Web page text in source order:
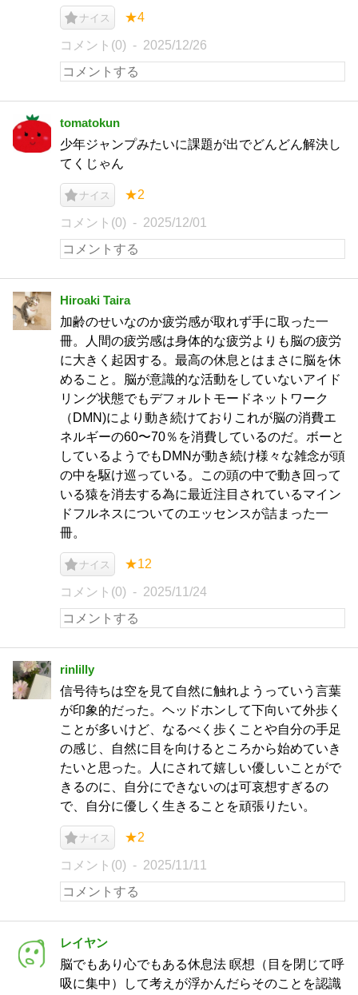
ナイス ★4
コメント(0) 2025/12/26
tomatokun
少年ジャンプみたいに課題が出でどんどん解決し
てくじゃん
ナイス ★2
コメント(0) 2025/12/01
Hiroaki Taira
加齢のせいなのか疲労感が取れず手に取った一
冊。人間の疲労感は身体的な疲労よりも脳の疲労
に大きく起因する。最高の休息とはまさに脳を休
めること。脳が意識的な活動をしていないアイド
リング状態でもデフォルトモードネットワーク
（DMN)により動き続けておりこれが脳の消費エ
ネルギーの60〜70％を消費しているのだ。ボーと
しているようでもDMNが動き続け様々な雑念が頭
の中を駆け巡っている。この頭の中で動き回って
いる猿を消去する為に最近注目されているマイン
ドフルネスについてのエッセンスが詰まった一
冊。
ナイス ★12
コメント(0) 2025/11/24
rinlilly
信号待ちは空を見て自然に触れようっていう言葉
が印象的だった。ヘッドホンして下向いて外歩く
ことが多いけど、なるべく歩くことや自分の手足
の感じ、自然に目を向けるところから始めていき
たいと思った。人にされて嬉しい優しいことがで
きるのに、自分にできないのは可哀想すぎるの
で、自分に優しく生きることを頑張りたい。
ナイス ★2
コメント(0) 2025/11/11
レイヤン
脳でもあり心でもある休息法 瞑想（目を閉じて呼
吸に集中）して考えが浮かんだらそのことを認識